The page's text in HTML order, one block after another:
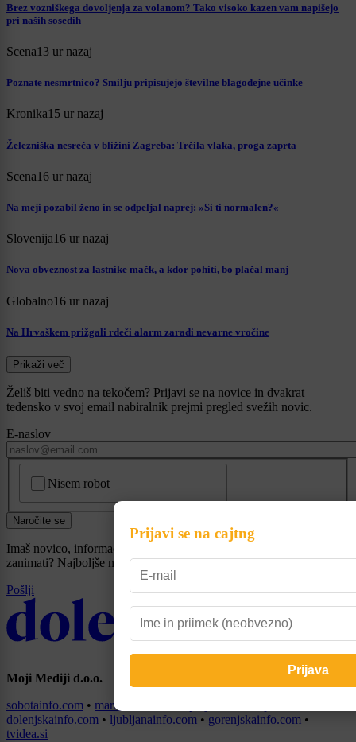
Brez vozniškega dovoljenja za volanom? Tako visoko kazen vam napišejo
pri naših sosedih
Scena13 ur nazaj
Poznate nesmrtnico? Smilju pripisujejo številne blagodejne učinke
Kronika15 ur nazaj
Železniška nesreča v bližini Zagreba: Trčila vlaka, proga zaprta
Scena16 ur nazaj
Na meji pozabil ženo in se odpeljal naprej: »Si ti normalen?«
Slovenija16 ur nazaj
Nova obveznost za lastnike mačk, a kdor pohiti, bo plačal manj
Globalno16 ur nazaj
Na Hrvaškem prižgali rdeči alarm zaradi nevarne vročine
Prikaži več
Želiš biti vedno na tekočem? Prijavi se na novice in dvakrat
tedensko v svoj email nabiralnik prejmi pregled svežih novic.
E-naslov
Nisem robot
Naročite se
Imaš novico, informacijo, fotografijo ali video, ki bi nas utegnila
zanimati? Najboljše nagradimo.
Pošlji
Moji Mediji d.o.o.
sobotainfo.com • mariborinfo.com
dolenjskainfo.com • ljubljanainfo.com • gorenjskainfo.com •
tvidea.si
Prijavi se na cajtng